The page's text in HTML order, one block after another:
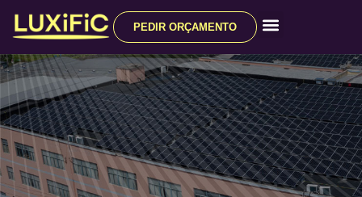
PEDIR ORÇAMENTO